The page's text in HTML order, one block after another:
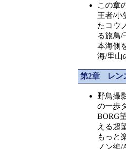
この章
王者/小
たコウ
る旅鳥/
本海側
海/里山
第2章 レン
野鳥撮
の一歩
BORG
える超
もっと
ノン編